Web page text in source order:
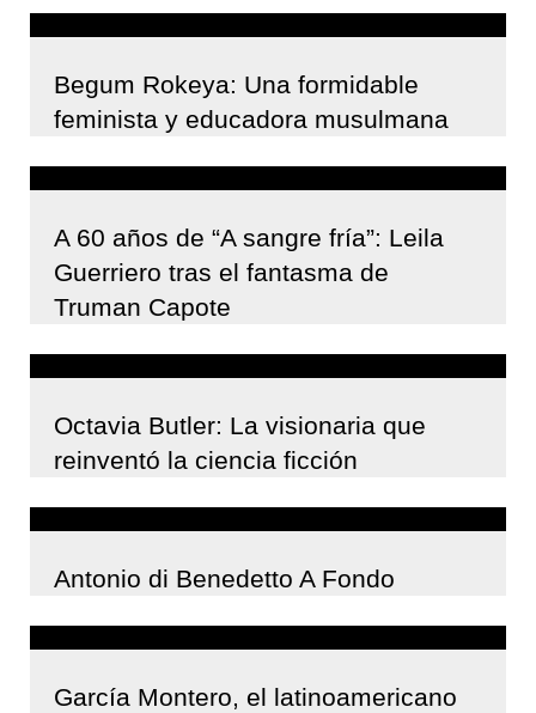
Begum Rokeya: Una formidable
feminista y educadora musulmana
A 60 años de “A sangre fría”: Leila
Guerriero tras el fantasma de
Truman Capote
Octavia Butler: La visionaria que
reinventó la ciencia ficción
Antonio di Benedetto A Fondo
García Montero, el latinoamericano